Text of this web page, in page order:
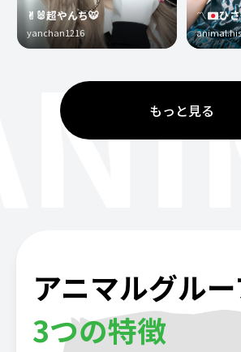
✌︎🐰超やんち🐯
yanchan1216
〽️ ひ
もっと見る
アニマルグル
3つの特徴